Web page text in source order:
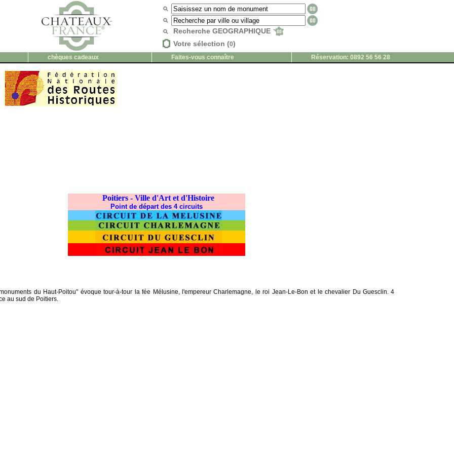
Recherche GEOGRAPHIQUE
Votre sélection (0)
chèques cadeaux Faites-vous connaître Réservation: 0892 56 56 28
Poitiers - Ville d'Art et d'Histoire
Point de départ des 4 circuits
du Haut-Poitou" évoque tour-à-tour la fée Mélusine, l'empereur Charlemagne, le roi Jean-Le-Bon et le chevalier Du Guesclin. 4
au sud de Poitiers.